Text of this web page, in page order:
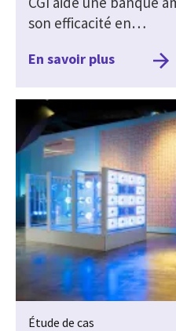
son efficacité en…
En savoir plus
Étude de cas